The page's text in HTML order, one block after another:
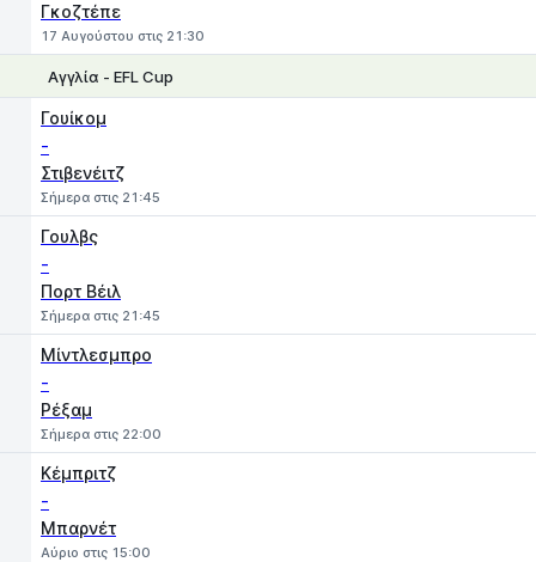
Γκοζτέπε
17 Αυγούστου στις 21:30
Αγγλία - EFL Cup
Γουίκομ
-
Στιβενέιτζ
Σήμερα στις 21:45
Γουλβς
-
Πορτ Βέιλ
Σήμερα στις 21:45
Μίντλεσμπρο
-
Ρέξαμ
Σήμερα στις 22:00
Κέμπριτζ
-
Μπαρνέτ
Αύριο στις 15:00